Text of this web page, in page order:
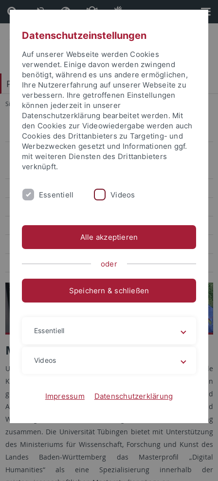
Direkt
zum
Inhalt
Direkt
zur
Fußleiste
Philosophische Fakultät
Sie sind hier: Startseite ... Masterprofil Digital Humanities
Studienabschlüsse
Masterprofile
Masterprofil Museum & Sammlungen
Masterprofil Digital Humanities
Studienprojekte
Forschungsprojekte
Masterprofil „Digital Humanities“
Unter Digital Humanities fasst man die gewinnbringende
Kombination von etablierten
geisteswissenschaftlichen Forschungsansätzen und
Arbeitsweisen der einzelnen Disziplinen mit Methoden und
Werkzeugen der modernen digitalen Datenverarbeitung
zusammen. Die Universität Tübingen bietet mit Unterstützung
des Ministeriums für Wissenschaft, Forschung und Kunst des
Landes Baden-Württemberg das Masterprofil „Digital
Humanities“ als eine Spezialisierung innerhalb der
Datenschutzeinstellungen
Auf unserer Webseite werden Cookies
verwendet. Einige davon werden zwingend
benötigt, während es uns andere ermöglichen,
Ihre Nutzererfahrung auf unserer Webseite zu
verbessern. Ihre getroffenen Einstellungen
können jederzeit in unserer
Datenschutzerklärung bearbeitet werden. Mit
den Cookies zur Videowiedergabe werden auch
Cookies des Drittanbieters zu Targeting- und
Werbezwecken gesetzt und Informationen ggf.
mit weiteren Diensten des Drittanbieters
verknüpft.
Essentiell Videos
Alle akzeptieren
oder
Speichern & schließen
Essentiell
Videos
Impressum Datenschutzerklärung